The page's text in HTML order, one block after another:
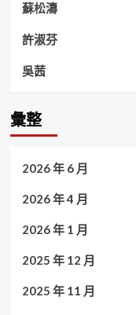
蘇松濤
許淑芬
吳茜
彙整
2026 年 6 月
2026 年 4 月
2026 年 1 月
2025 年 12 月
2025 年 11 月